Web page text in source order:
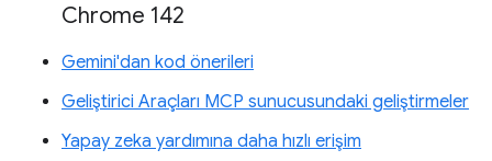
Chrome 142
Gemini'dan kod önerileri
Geliştirici Araçları MCP sunucusundaki geliştirmeler
Yapay zeka yardımına daha hızlı erişim